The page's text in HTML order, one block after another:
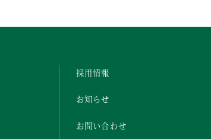
採用情報
お知らせ
お問い合わせ